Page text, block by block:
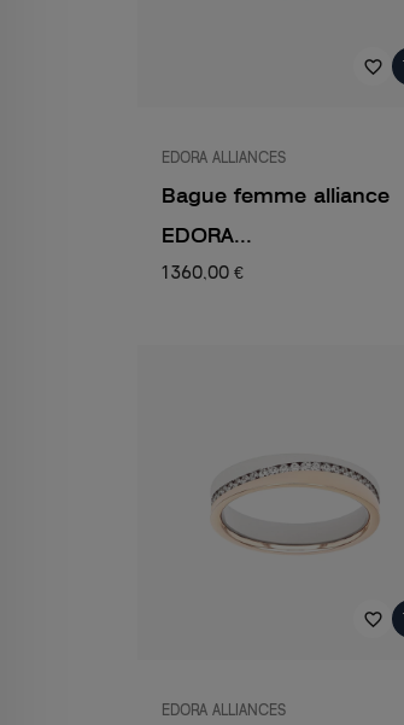
favorite_border
EDORA ALLIANCES
Bague femme alliance
EDORA...
1 360,00 €
favorite_border
EDORA ALLIANCES